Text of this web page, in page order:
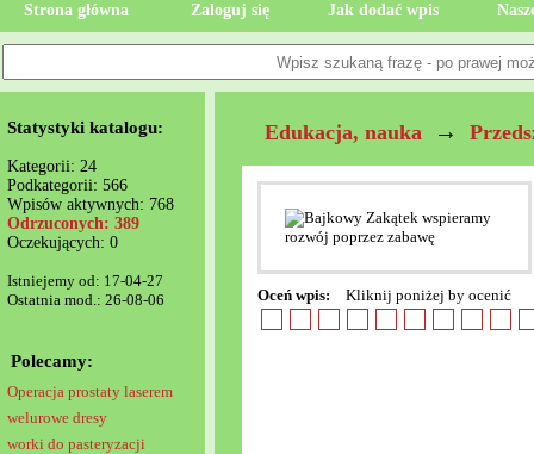
Strona główna Zaloguj się Jak dodać wpis
Statystyki katalogu:
Kategorii: 24
Podkategorii: 566
Wpisów aktywnych: 768
Odrzuconych: 389
Oczekujących: 0
Istniejemy od: 17-04-27
Ostatnia mod.: 26-08-06
Polecamy:
Operacja prostaty laserem
welurowe dresy
worki do pasteryzacji
Edukacja, nauka →
Oceń wpis: Kliknij poniżej by ocenić